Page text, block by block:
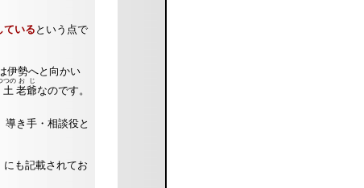
ている という点で
伊勢へと向かい
つの
老爺
おじ
なのです。
導き手・相談役と
も記載されてお